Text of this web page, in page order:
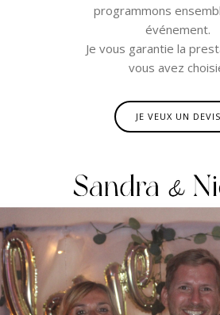
programmons
événement.
Je vous garantie la
vous avez
JE VEUX UN DEVIS